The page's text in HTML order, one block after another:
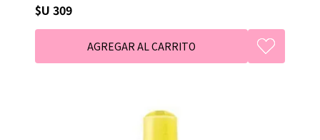
$U 309